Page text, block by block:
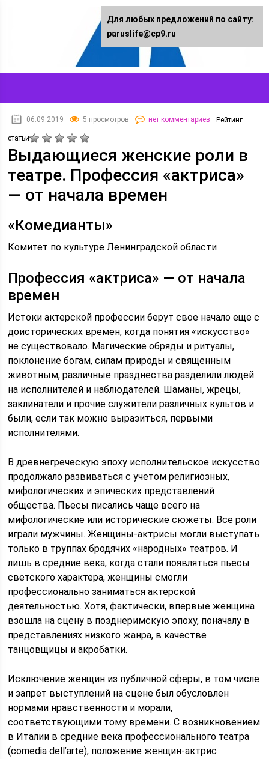
06.09.2019 5 просмотров нет комментариев Рейтинг
статьи
Выдающиеся женские роли в
театре. Профессия «актриса»
— от начала времен
«Комедианты»
Комитет по культуре Ленинградской области
Профессия «актриса» — от начала
времен
Истоки актерской профессии берут свое начало еще с
доисторических времен, когда понятия «искусство»
не существовало. Магические обряды и ритуалы,
поклонение богам, силам природы и священным
животным, различные празднества разделили людей
на исполнителей и наблюдателей. Шаманы, жрецы,
заклинатели и прочие служители различных культов и
были, если так можно выразиться, первыми
исполнителями.
В древнегреческую эпоху исполнительское искусство
продолжало развиваться с учетом религиозных,
мифологических и эпических представлений
общества. Пьесы писались чаще всего на
мифологические или исторические сюжеты. Все роли
играли мужчины. Женщины-актрисы могли выступать
только в труппах бродячих «народных» театров. И
лишь в средние века, когда стали появляться пьесы
светского характера, женщины смогли
профессионально заниматься актерской
деятельностью. Хотя, фактически, впервые женщина
взошла на сцену в позднеримскую эпоху, поначалу в
представлениях низкого жанра, в качестве
танцовщицы и акробатки.
Исключение женщин из публичной сферы, в том числе
и запрет выступлений на сцене был обусловлен
нормами нравственности и морали,
соответствующими тому времени. С возникновением
в Италии в средние века профессионального театра
(comedia dell’arte), положение женщин-актрис
Для любых предложений по сайту:
paruslife@cp9.ru